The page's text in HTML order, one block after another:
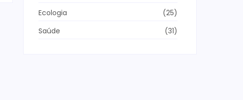
Ecologia
(25)
Saúde
(31)